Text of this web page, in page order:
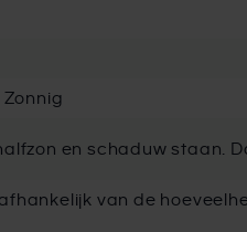
en schaduw staan.
van de